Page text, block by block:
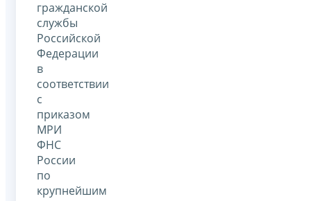
гражданской
службы
Российской
Федерации
в
соответствии
с
приказом
МРИ
ФНС
России
по
крупнейшим